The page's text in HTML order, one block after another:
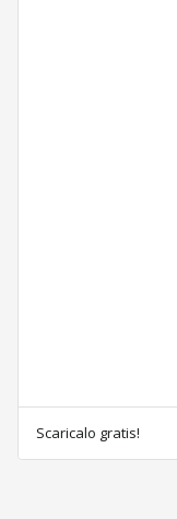
Scaricalo gratis!